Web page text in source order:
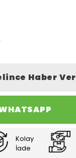
Haber Ver
Kolay
İade